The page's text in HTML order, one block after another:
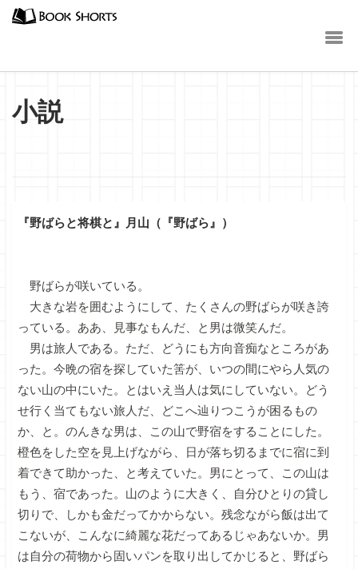
小説
『野ばらと将棋と』月山（『野ばら』）
野ばらが咲いている。
大きな岩を囲むようにして、たくさんの野ばらが咲き誇
っている。ああ、見事なもんだ、と男は微笑んだ。
男は旅人である。ただ、どうにも方向音痴なところがあ
った。今晩の宿を探していた筈が、いつの間にやら人気の
ない山の中にいた。とはいえ当人は気にしていない。どう
せ行く当てもない旅人だ、どこへ辿りつこうが困るもの
か、と。のんきな男は、この山で野宿をすることにした。
橙色をした空を見上げながら、日が落ち切るまでに宿に到
着できて助かった、と考えていた。男にとって、この山は
もう、宿であった。山のように大きく、自分ひとりの貸し
切りで、しかも金だってかからない。残念ながら飯は出て
こないが、こんなに綺麗な花だってあるじゃあないか。男
は自分の荷物から固いパンを取り出してかじると、野ばら